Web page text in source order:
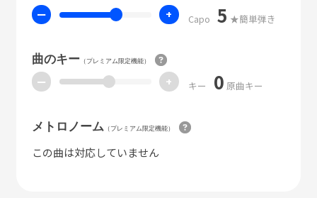
ー + Capo 5 ★簡単弾き
曲のキー（プレミアム限定機能）
ー + キー 0 原曲キー
メトロノーム （プレミアム限定機能）
この曲は対応していません